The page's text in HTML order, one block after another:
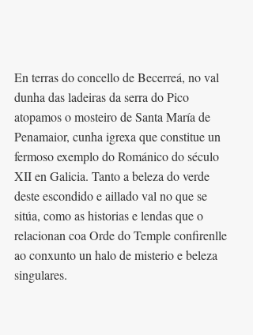
En terras do concello de Becerreá, no val
dunha das ladeiras da serra do Pico
atopamos o mosteiro de Santa María de
Penamaior, cunha igrexa que constitue un
fermoso exemplo do Románico do século
XII en Galicia. Tanto a beleza do verde
deste escondido e aillado val no que se
sitúa, como as historias e lendas que o
relacionan coa Orde do Temple confirenlle
ao conxunto un halo de misterio e beleza
singulares.